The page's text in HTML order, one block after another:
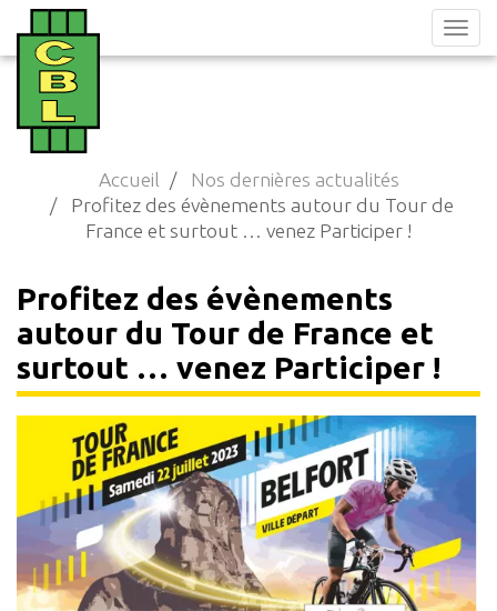
Aller
au
contenu
principal
Accueil
Nos dernières actualités
Profitez des évènements autour du Tour de
France et surtout … venez Participer !
Profitez des évènements
autour du Tour de France et
surtout … venez Participer !